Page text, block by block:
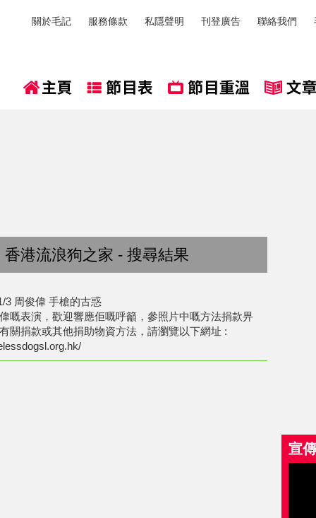
關於毛記 服務條款 私隱聲明 刊登廣告 聯絡我們
港流浪狗之家 - 搜尋結果
3 周俊偉 手槍的古惑
嘅表演，歡迎響應佢嘅呼籲，參照片中嘅方法捐款畀
關捐款或其他捐助物資方法，請瀏覽以下網址 :
宣